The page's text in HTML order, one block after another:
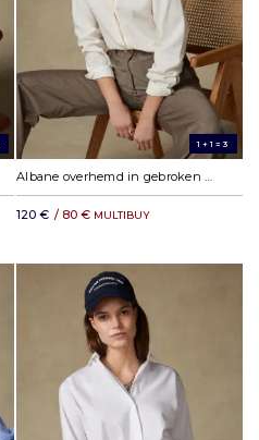
1+1=3
Albane overhemd in gebroken wit linnen
120 € / 80 € MULTIBUY